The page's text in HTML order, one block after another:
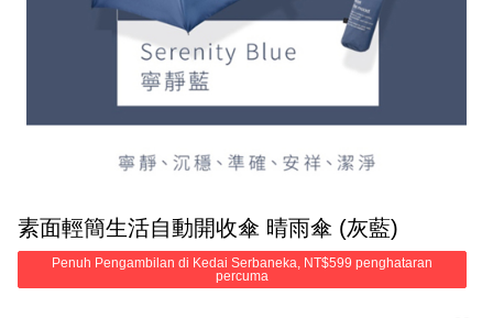
素面輕簡生活自動開收傘 晴雨傘 (灰藍)
Penuh Pengambilan di Kedai Serbaneka, NT$599 penghataran
percuma